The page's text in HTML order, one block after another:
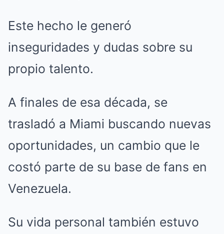
Este hecho le generó
inseguridades y dudas sobre su
propio talento.
A finales de esa década, se
trasladó a Miami buscando nuevas
oportunidades, un cambio que le
costó parte de su base de fans en
Venezuela.
Su vida personal también estuvo